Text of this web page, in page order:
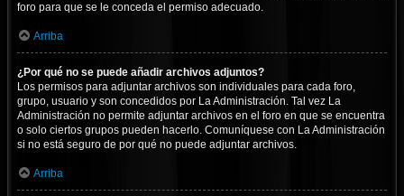
foro para que se le conceda el permiso adecuado.
Arriba
¿Por qué no se puede añadir archivos adjuntos?
Los permisos para adjuntar archivos son individuales para cada foro,
grupo, usuario y son concedidos por La Administración. Tal vez La
Administración no permite adjuntar archivos en el foro en que se encuentra
o solo ciertos grupos pueden hacerlo. Comuníquese con La Administración
si no está seguro de por qué no puede adjuntar archivos.
Arriba